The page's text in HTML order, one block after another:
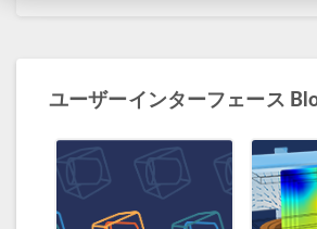
ユーザーインターフェース